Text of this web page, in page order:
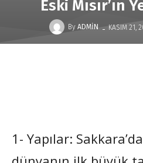
Eski Mısır’ın
By ADMIN - KASIM 21,
1- Yapılar: